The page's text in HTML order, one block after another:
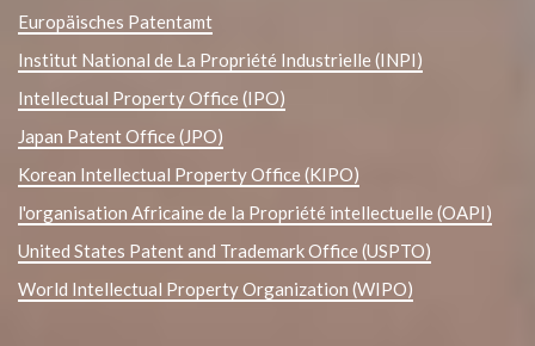
Europäisches Patentamt
Institut National de La Propriété Industrielle (INPI)
Intellectual Property Office (IPO)
Japan Patent Office (JPO)
Korean Intellectual Property Office (KIPO)
l'organisation Africaine de la Propriété intellectuelle (OAPI)
United States Patent and Trademark Office (USPTO)
World Intellectual Property Organization (WIPO)